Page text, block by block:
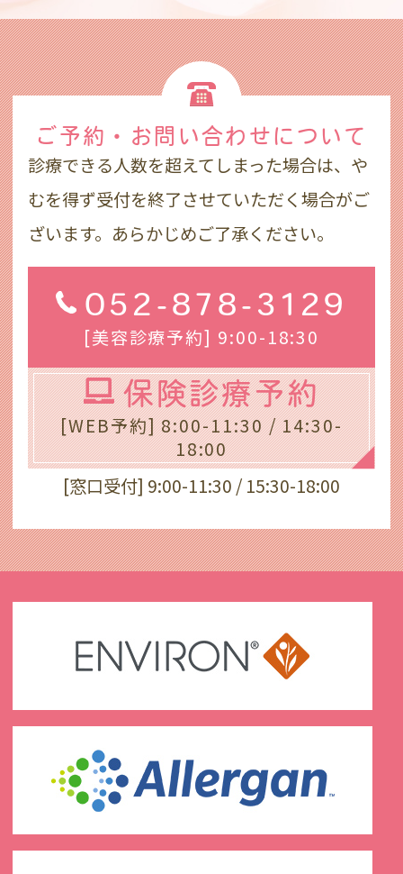
ご予約・お問い合わせ について
診療できる人数を超えてしまった場合は、や
むを得ず受付を終了させていただく場合がご
ざいます。あらかじめご了承ください。
052-878-3129
[美容診療予約] 9:00-18:30
保険診療予約
[WEB予約] 8:00-11:30 / 14:30-
18:00
[窓口受付] 9:00-11:30 / 15:30-18:00